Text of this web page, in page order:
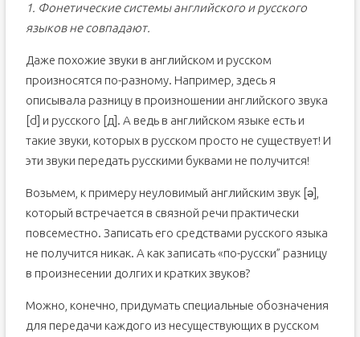
1. Фонетические системы английского и русского
языков не совпадают.
Даже похожие звуки в английском и русском
произносятся по-разному. Например, здесь я
описывала разницу в произношении английского звука
[d] и русского [д]. А ведь в английском языке есть и
такие звуки, которых в русском просто не существует! И
эти звуки передать русскими буквами не получится!
Возьмем, к примеру неуловимый английским звук [ə],
который встречается в связной речи практически
повсеместно. Записать его средствами русского языка
не получится никак. А как записать «по-русски” разницу
в произнесении долгих и кратких звуков?
Можно, конечно, придумать специальные обозначения
для передачи каждого из несуществующих в русском